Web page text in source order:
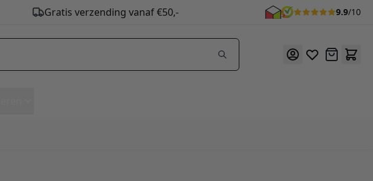
Gratis verzending vanaf €50,- 9.9/10
Offerte